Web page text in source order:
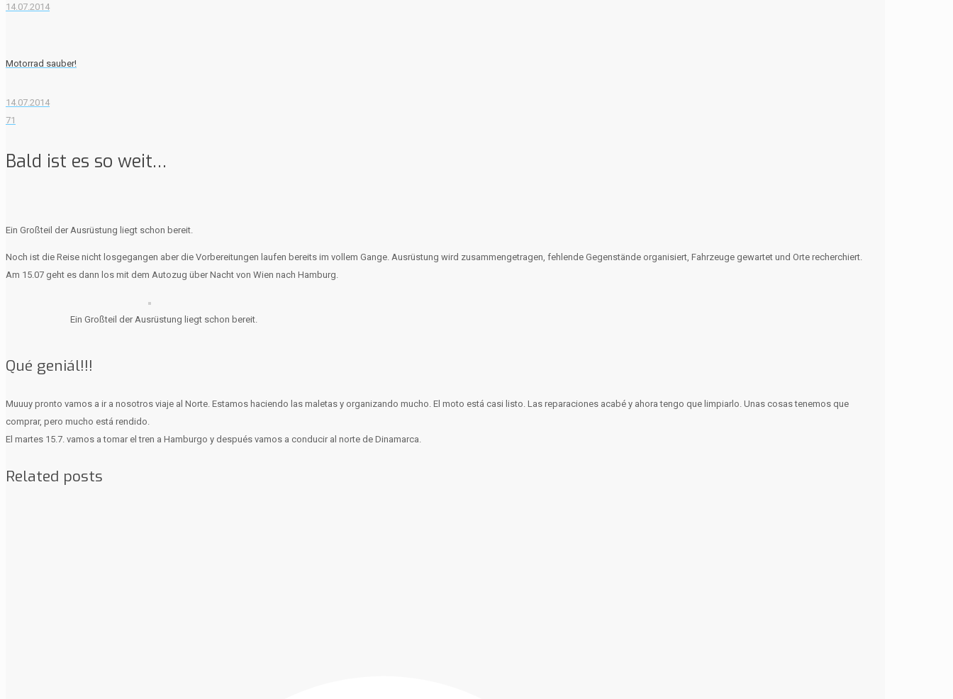
14.07.2014
Motorrad sauber!
14.07.2014
71
Bald ist es so weit…
Ein Großteil der Ausrüstung liegt schon bereit.
Noch ist die Reise nicht losgegangen aber die Vorbereitungen laufen bereits im vollem Gange. Ausrüstung wird zusammengetragen, fehlende Gegenstände organisiert, Fahrzeuge gewartet und Orte recherchiert.
Am 15.07 geht es dann los mit dem Autozug über Nacht von Wien nach Hamburg.
Ein Großteil der Ausrüstung liegt schon bereit.
Qué geniál!!!
Muuuy pronto vamos a ir a nosotros viaje al Norte. Estamos haciendo las maletas y organizando mucho. El moto está casi listo. Las reparaciones acabé y ahora tengo que limpiarlo. Unas cosas tenemos que
comprar, pero mucho está rendido.
El martes 15.7. vamos a tomar el tren a Hamburgo y después vamos a conducir al norte de Dinamarca.
Related posts